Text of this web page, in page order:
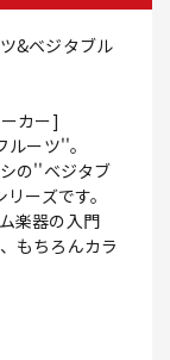
&ベジタブル
カー]
ーツ''。
の''ベジタブ
ーズです。
楽器の入門
もちろんカラ